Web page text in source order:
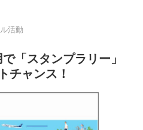
活動
「スタンプラリー」
チャンス！